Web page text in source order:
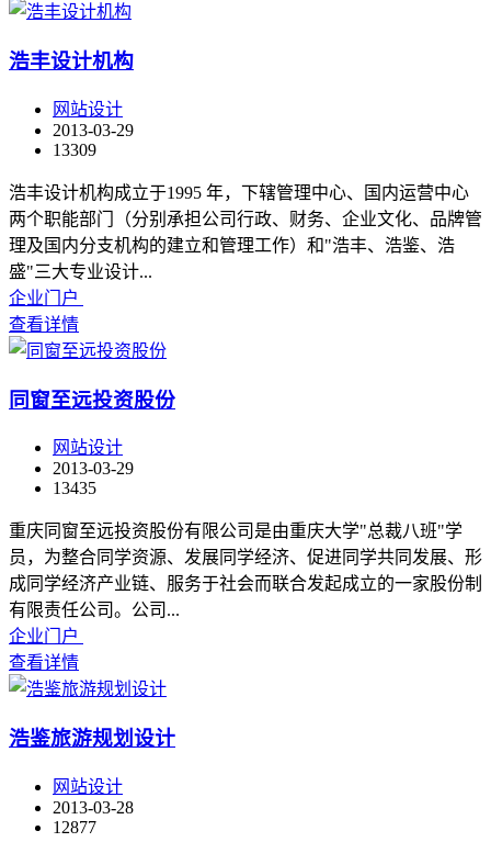
浩丰设计机构
网站设计
2013-03-29
13309
浩丰设计机构成立于1995 年，下辖管理中心、国内运营中心
两个职能部门（分别承担公司行政、财务、企业文化、品牌管
理及国内分支机构的建立和管理工作）和"浩丰、浩鉴、浩
盛"三大专业设计...
企业门户
查看详情
同窗至远投资股份
网站设计
2013-03-29
13435
重庆同窗至远投资股份有限公司是由重庆大学"总裁八班"学
员，为整合同学资源、发展同学经济、促进同学共同发展、形
成同学经济产业链、服务于社会而联合发起成立的一家股份制
有限责任公司。公司...
企业门户
查看详情
浩鉴旅游规划设计
网站设计
2013-03-28
12877